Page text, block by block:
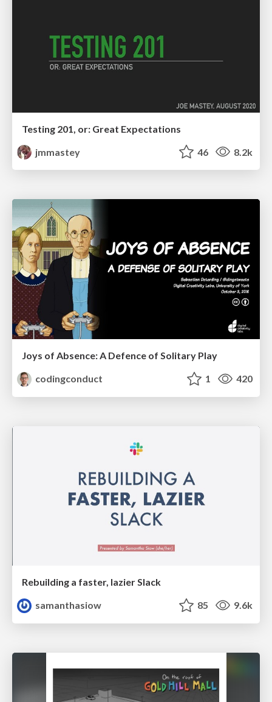
Testing 201, or: Great Expectations
jmmastey
46 8.2k
Joys of Absence: A Defence of Solitary Play
codingconduct
1 420
Rebuilding a faster, lazier Slack
samanthasiow
85 9.6k